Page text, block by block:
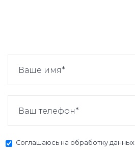
Соглашаюсь на обработку данных